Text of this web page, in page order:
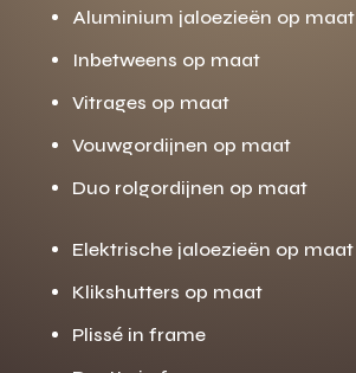
Aluminium jaloezieën op maat
Inbetweens op maat
Vitrages op maat
Vouwgordijnen op maat
Duo rolgordijnen op maat
Elektrische jaloezieën op maat
Klikshutters op maat
Plissé in frame